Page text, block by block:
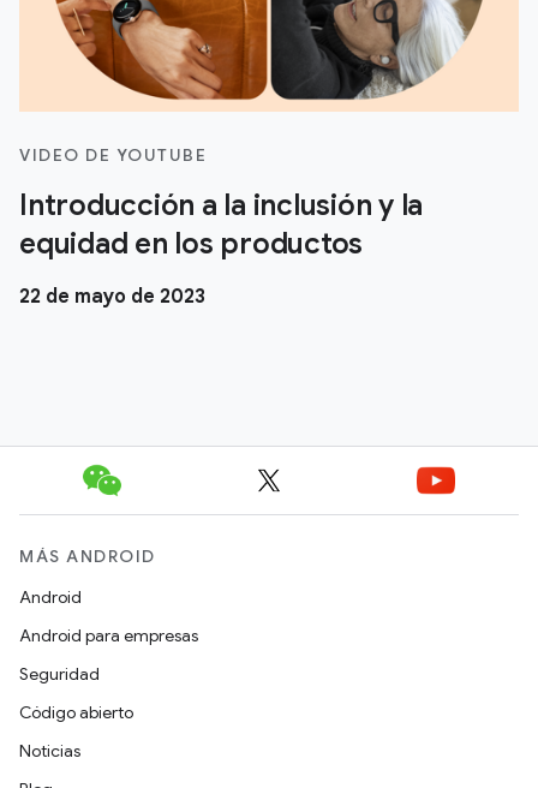
VIDEO DE YOUTUBE
Introducción a la inclusión y la
equidad en los productos
22 de mayo de 2023
MÁS ANDROID
Android
Android para empresas
Seguridad
Código abierto
Noticias